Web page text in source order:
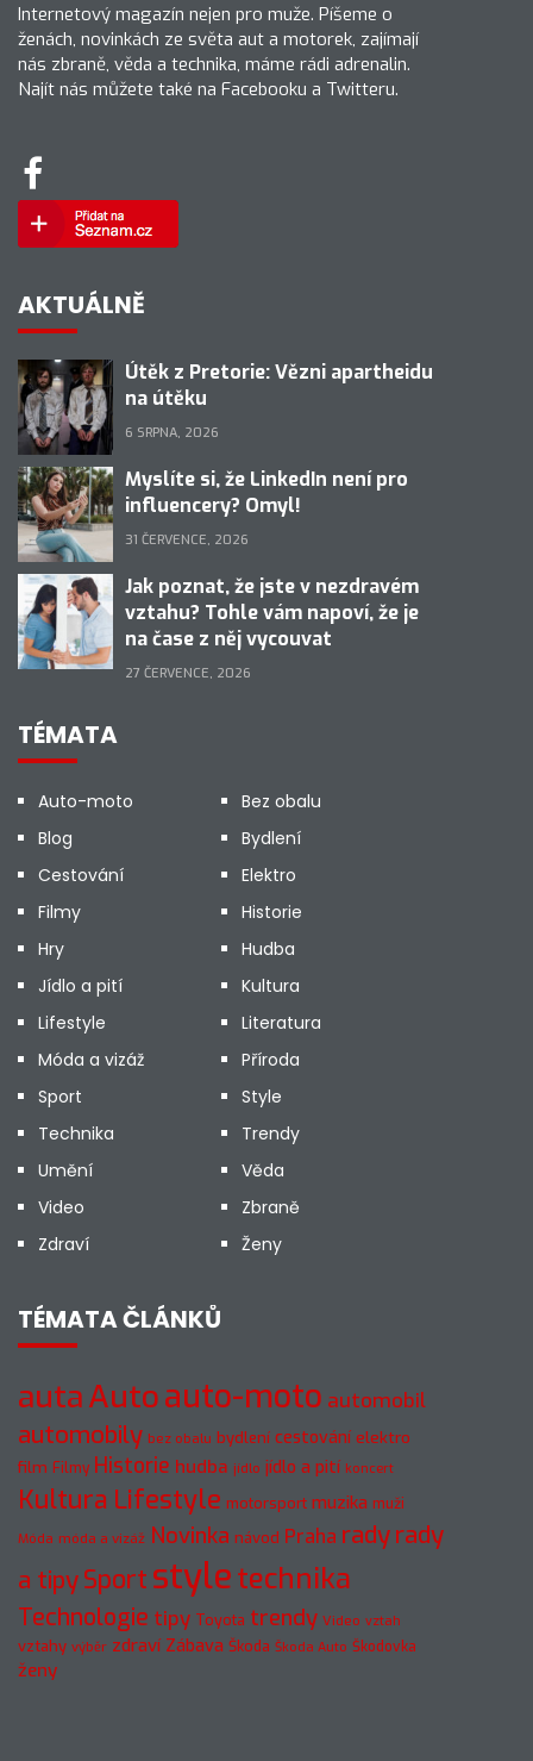
Internetový magazín nejen pro muže. Píšeme o
ženách, novinkách ze světa aut a motorek, zajímají
nás zbraně, věda a technika, máme rádi adrenalin.
Najít nás můžete také na Facebooku a Twitteru.
AKTUÁLNĚ
Útěk z Pretorie: Vězni apartheidu
na útěku
6 SRPNA, 2026
Myslíte si, že LinkedIn není pro
influencery? Omyl!
31 ČERVENCE, 2026
Jak poznat, že jste v nezdravém
vztahu? Tohle vám napoví, že je
na čase z něj vycouvat
27 ČERVENCE, 2026
TÉMATA
Auto-moto
Bez obalu
Blog
Bydlení
Cestování
Elektro
Filmy
Historie
Hry
Hudba
Jídlo a pití
Kultura
Lifestyle
Literatura
Móda a vizáž
Příroda
Sport
Style
Technika
Trendy
Umění
Věda
Video
Zbraně
Zdraví
Ženy
TÉMATA ČLÁNKŮ
autaAutoauto-moto automobil
automobily bez obalu bydlení cestování elektro
film Filmy Historie hudba jídlo jídlo a pití koncert
Kultura Lifestyle motorsport muzika muži
Móda móda a vizáž Novinka návod Praha radyrady
a tipySport styletechnika
Technologie tipy Toyota trendy Video vztah
vztahy výběr zdraví Zábava Škoda Škoda Auto Škodovka
ženy